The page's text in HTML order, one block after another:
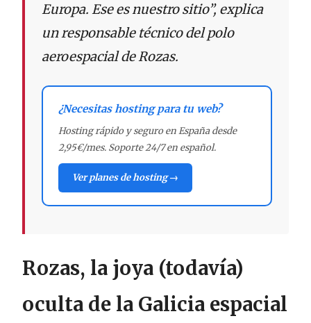
Europa. Ese es nuestro sitio”, explica
un responsable técnico del polo
aeroespacial de Rozas.
¿Necesitas hosting para tu web?
Hosting rápido y seguro en España desde
2,95€/mes. Soporte 24/7 en español.
Ver planes de hosting →
Rozas, la joya (todavía)
oculta de la Galicia espacial